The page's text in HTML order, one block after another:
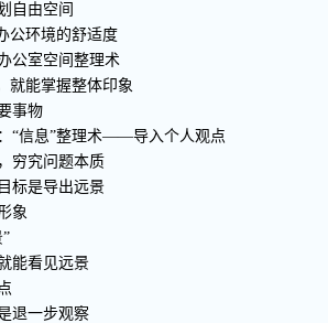
自由空间
公环境的舒适度
公室空间整理术
就能掌握整体印象
事物
“信息”整理术——导入个人观点
穷究问题本质
标是导出远景
象
能看见远景
退一步观察